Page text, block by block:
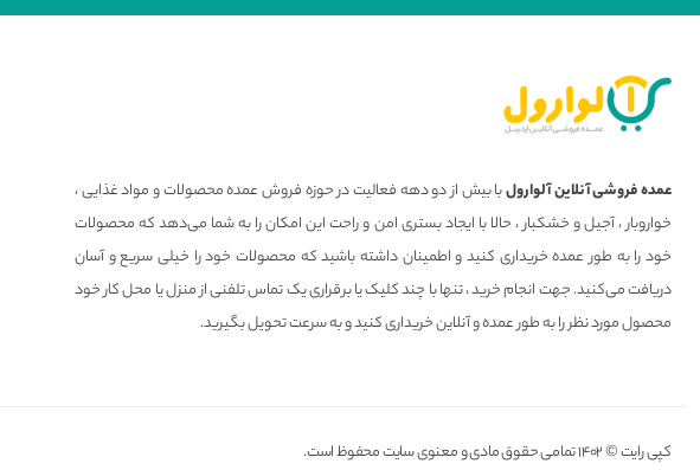
عمده فروشی آنلاین آلوارولبا بیش از دو دهه فعالیت در حوزه فروش عمده محصولات و مواد غذایی ،
خواروبار ، آجیل و خشکبار ، حالا با ایجاد بستری امن و راحت این امکان را به شما می‌دهد که محصولات
خود را به طور عمده خریداری کنید و اطمینان داشته باشید که محصولات خود را خیلی سریع و آسان
دریافت می‌کنید. جهت انجام خرید ، تنها با چند کلیک یا برقراری یک تماس تلفنی از منزل یا محل کار خود
محصول مورد نظر را به طور عمده و آنلاین خریداری کنید و به سرعت تحویل بگیرید.
کپی رایت © ۱۴۰۲ تمامی حقوق مادی و معنوی سایت محفوظ است.